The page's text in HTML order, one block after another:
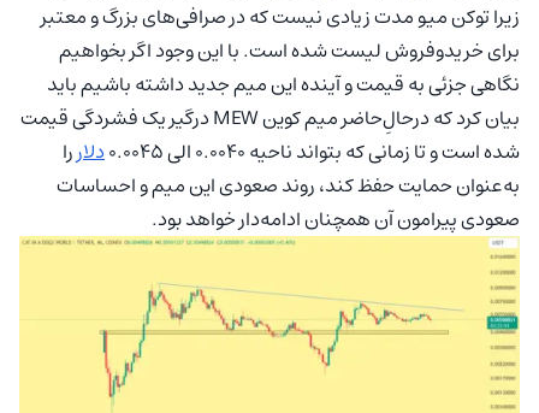
زیرا توکن میو مدت زیادی نیست که در صرافی‌های بزرگ و معتبر
برای خریدوفروش لیست شده است. با این وجود اگر بخواهیم
نگاهی جزئی به قیمت و آینده این میم جدید داشته باشیم باید
بیان کرد که درحالِ‌حاضر میم کوین MEW درگیر یک فشردگی قیمت
شده است و تا زمانی که بتواند ناحیه ۰.۰۰۴۰ الی ۰.۰۰۴۵
دلاررا
به‌عنوان حمایت حفظ کند، روند صعودی این میم و احساسات
صعودی ‌پیرامون آن همچنان ادامه‌دار خواهد بود.